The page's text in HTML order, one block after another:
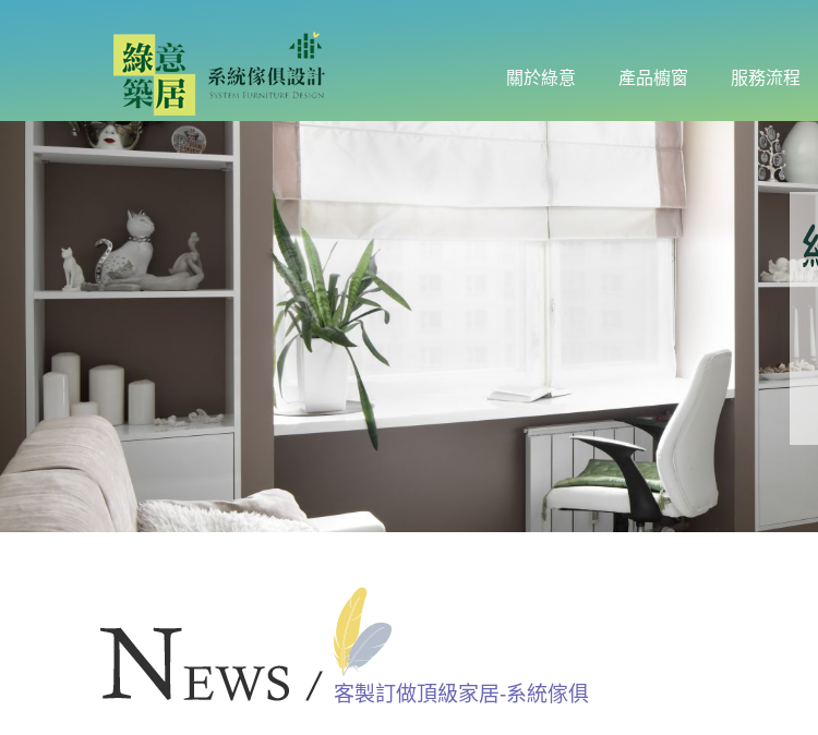
關於綠意 產品櫥窗 服務流程
客製訂做頂級家居-系統傢俱